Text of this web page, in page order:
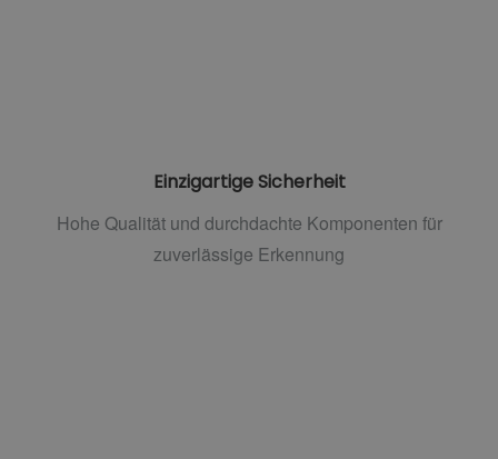
Einzigartige Sicherheit
Hohe Qualität und durchdachte Komponenten für
zuverlässige Erkennung